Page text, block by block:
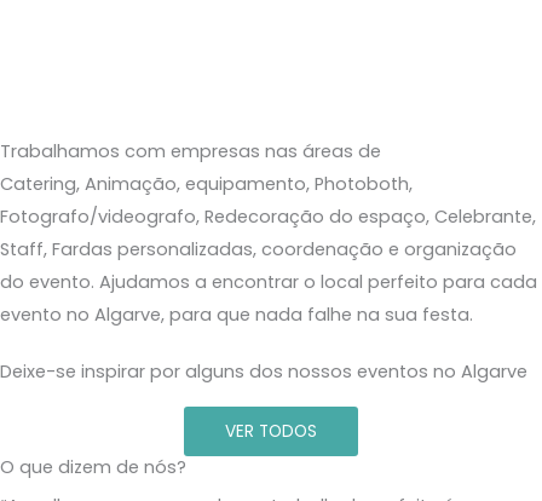
Trabalhamos com empresas nas áreas de
Catering, Animação, equipamento, Photoboth,
Fotografo/videografo, Redecoração do espaço, Celebrante,
Staff, Fardas personalizadas, coordenação e organização
do evento. Ajudamos a encontrar o local perfeito para cada
evento no Algarve, para que nada falhe na sua festa.
Deixe-se inspirar por alguns dos nossos eventos no Algarve
VER TODOS
O que dizem de nós?